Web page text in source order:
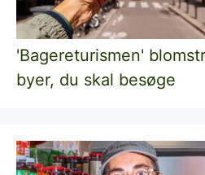
'Bagereturismen'
byer, du skal besøge